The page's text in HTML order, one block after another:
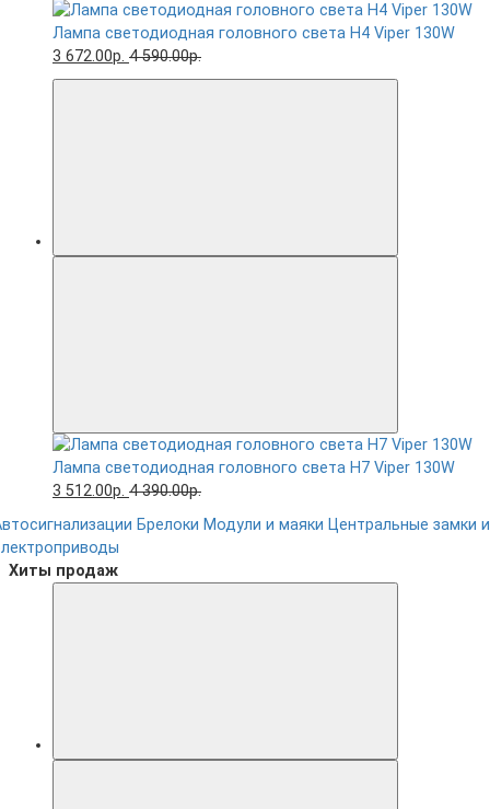
Лампа светодиодная головного света H4 Viper 130W
3 672.00р. 4 590.00р.
Лампа светодиодная головного света H7 Viper 130W
3 512.00р. 4 390.00р.
Брелоки Модули и маяки Центральные замки и
Хиты продаж